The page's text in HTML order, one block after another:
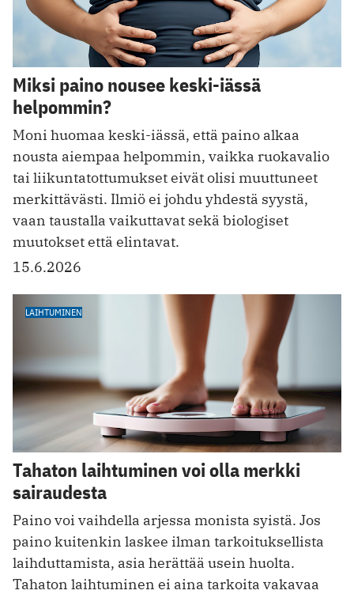
Miksi paino nousee keski-iässä
helpommin?
Moni huomaa keski-iässä, että paino alkaa
nousta aiempaa helpommin, vaikka ruokavalio
tai liikuntatottumukset eivät olisi muuttuneet
merkittävästi. Ilmiö ei johdu yhdestä syystä,
vaan taustalla vaikuttavat sekä biologiset
muutokset että elintavat.
15.6.2026
LAIHTUMINEN
Tahaton laihtuminen voi olla merkki
sairaudesta
Paino voi vaihdella arjessa monista syistä. Jos
paino kuitenkin laskee ilman tarkoituksellista
laihduttamista, asia herättää usein huolta.
Tahaton laihtuminen ei aina tarkoita vakavaa